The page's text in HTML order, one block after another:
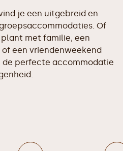
je een uitgebreid en
Of
met familie, een
een vriendenweekend
perfecte accommodatie